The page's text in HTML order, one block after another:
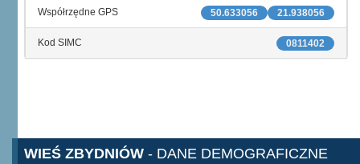
21.938056
50.633056
Współrzędne GPS
0811402
Kod SIMC
WIEŚ ZBYDNIÓW - DANE DEMOGRAFICZNE